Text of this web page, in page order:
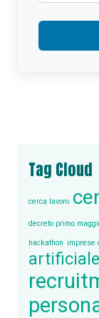
Tag Cloud
cerca lavoro
decreto primo
hackathon imprese
artificiale